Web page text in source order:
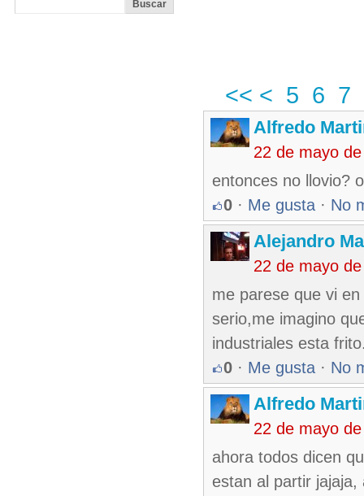
<< < 5 6 7
Alfredo
22 de mayo
entonces no llovio?
0 · Me gusta · No
Alejandro
22 de mayo
me parese que vi
serio,me imagino
industriales esta
0 · Me gusta · No
Alfredo
22 de mayo
ahora todos dicen
estan al partir